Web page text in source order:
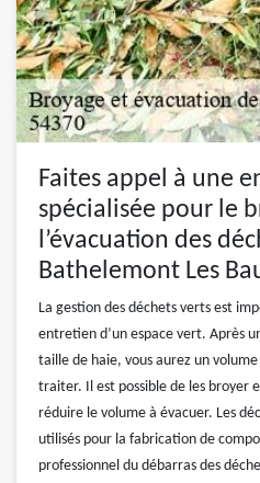
Faites appel à une
spécialisée pour le
l’évacuation des
Bathelemont Les
La gestion des déchets verts est
entretien d’un espace vert. Après
taille de haie, vous aurez un
traiter. Il est possible de les broyer
réduire le volume à évacuer. Les
utilisés pour la fabrication de
professionnel du débarras des